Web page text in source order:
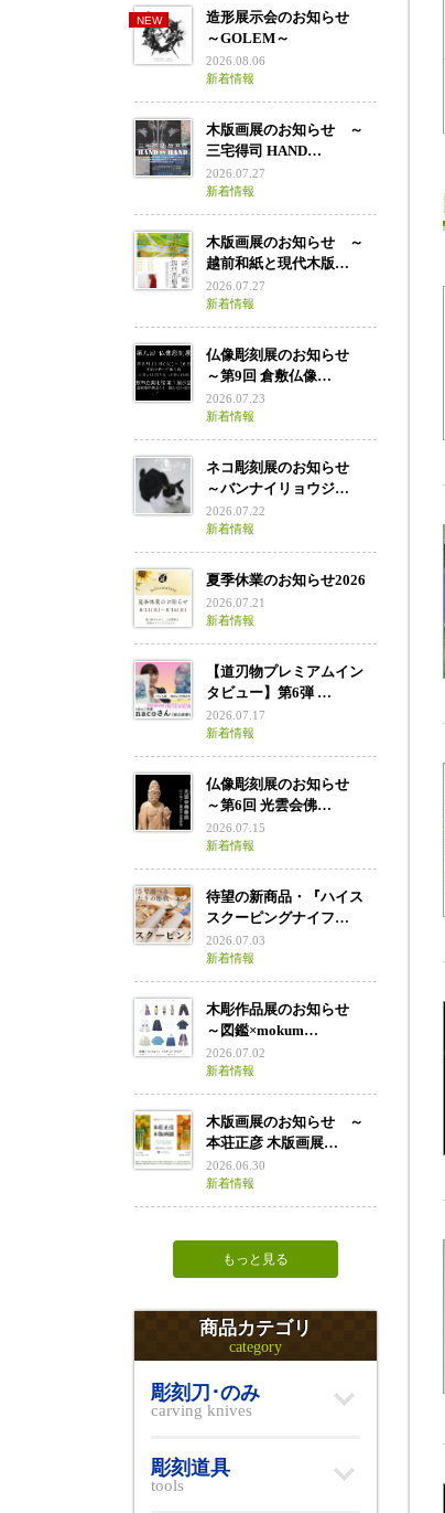
造形展示会のお知らせ
～GOLEM～
2026.08.06
新着情報
木版画展のお知らせ ～
三宅得司 HAND…
2026.07.27
新着情報
木版画展のお知らせ ～
越前和紙と現代木版…
2026.07.27
新着情報
仏像彫刻展のお知らせ
～第9回 倉敷仏像…
2026.07.23
新着情報
ネコ彫刻展のお知らせ
～バンナイリョウジ…
2026.07.22
新着情報
夏季休業のお知らせ2026
2026.07.21
新着情報
【道刃物プレミアムイン
タビュー】第6弾 …
2026.07.17
新着情報
仏像彫刻展のお知らせ
～第6回 光雲会佛…
2026.07.15
新着情報
待望の新商品・『ハイス
スクーピングナイフ…
2026.07.03
新着情報
木彫作品展のお知らせ
～図鑑×mokum…
2026.07.02
新着情報
木版画展のお知らせ ～
本荘正彦 木版画展…
2026.06.30
新着情報
もっと見る
商品カテゴリ
category
彫刻刀･のみ
carving knives
彫刻道具
tools